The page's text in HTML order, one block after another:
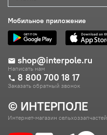
© ИНТЕРПОЛЕ
Интернет-магазин сельхоззапчастей
Мобильное приложение
shop@interpole.ru
Написать нам
8 800 700 18 17
Заказать обратный звонок